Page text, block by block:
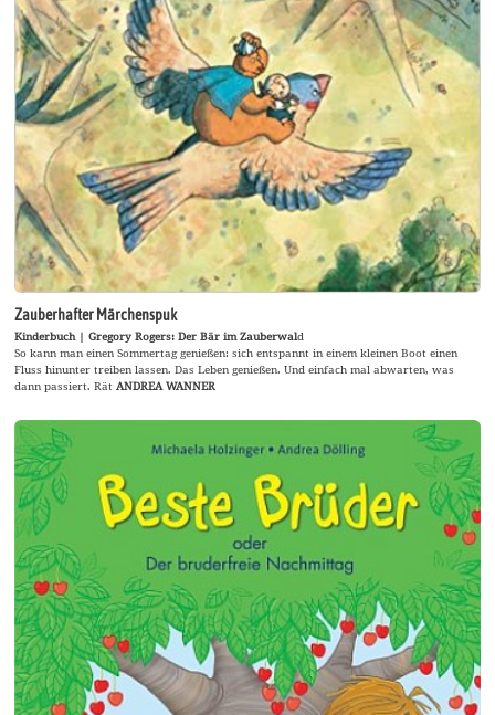
Zauberhafter Märchenspuk
Kinderbuch | Gregory Rogers: Der Bär im Zauberwald
So kann man einen Sommertag genießen: sich entspannt in einem kleinen Boot einen
Fluss hinunter treiben lassen. Das Leben genießen. Und einfach mal abwarten, was
dann passiert. RätANDREA WANNER